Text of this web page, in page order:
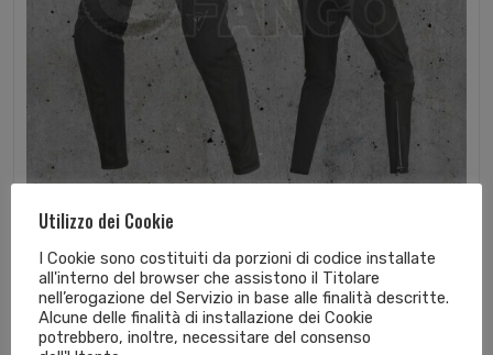
Pantaloni Dainese DRAKE SUPER AIR TEX...
186,95€
Utilizzo dei Cookie
I Cookie sono costituiti da porzioni di codice installate
all'interno del browser che assistono il Titolare
nell’erogazione del Servizio in base alle finalità descritte.
Alcune delle finalità di installazione dei Cookie
potrebbero, inoltre, necessitare del consenso